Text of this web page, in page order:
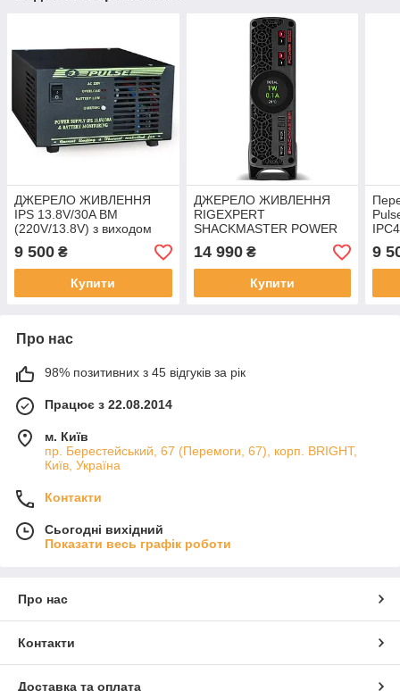
ДЖЕРЕЛО ЖИВЛЕННЯ
IPS 13.8V/30A BM
(220V/13.8V) з виходом
резервного живлення
9 500 ₴
Купити
ДЖЕРЕЛО ЖИВЛЕННЯ
RIGEXPERT
SHACKMASTER POWER
500, 35А, 220В/13.8В
14 990₴
Купити
9
Про нас
98% позитивних з 45 відгуків за рік
Працює з 22.08.2014
м. Київ
пр. Берестейський, 67 (Перемоги, 67), корп. ВRIGHT,
Київ, Україна
Контакти
Сьогодні вихідний
Показати весь графік роботи
Про нас
Контакти
Доставка та оплата